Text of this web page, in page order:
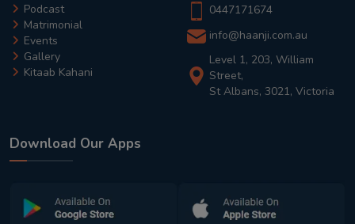
Podcast
Matrimonial
Events
Gallery
Kitaab Kahani
0447171674
info@haanji.com.au
Level 1, 203, William
Street,
St Albans, 3021, Victoria
Download Our Apps